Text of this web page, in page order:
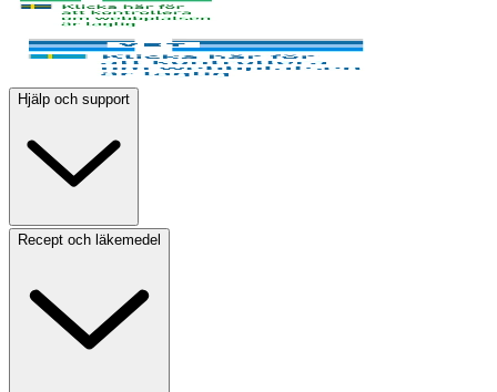
Hjälp och support
Recept och läkemedel